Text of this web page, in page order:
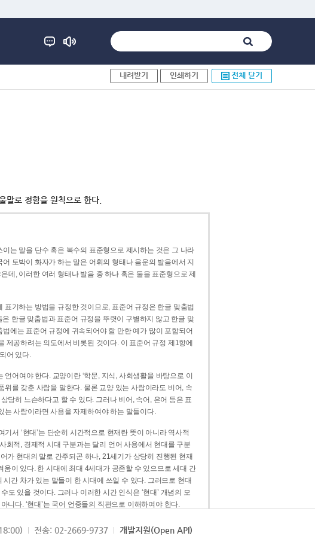
내려받기 인쇄하기 전체 닫기
말로 정함을 원칙으로 한다.
는 말을 단수 혹은 복수의 표준형으로 제시하는 것은 그 나라
토박이 화자가 하는 말은 어휘의 형태나 음운의 발음에서 지
데, 이러한 여러 형태나 발음 중 하나 혹은 둘을 표준형으로 제
기하는 방법을 규정한 것이므로, 표준어 규정은 한글 맞춤법
한글 맞춤법과 표준어 규정을 뚜렷이 구별하지 않고 한글 맞
에는 표준어 규정에 귀속되어야 할 만한 예가 많이 포함되어
제공하려는 의도에서 비롯된 것이다. 이 표준어 규정 제1항에
어 있다.
어여야 한다. 교양이란 ‘학문, 지식, 사회생활을 바탕으로 이
를 갖춘 사람을 말한다. 물론 교양 있는 사람이라도 비어, 속
당히 느슨하다고 할 수 있다. 그러나 비어, 속어, 은어 등은 표
는 사람이라면 사용을 자제하여야 하는 말들이다.
서 ‘현대’는 단순히 시간적으로 현재란 뜻이 아니라 역사적
회적, 경제적 시대 구분과는 달리 언어 사용에서 현대를 구분
가 현대의 말로 간주되곤 하나, 21세기가 상당히 진행된 현재
이 있다. 한 시대에 최대 4세대가 공존할 수 있으므로 세대 간
간 차가 있는 말들이 한 시대에 쓰일 수 있다. 그러므로 현대
도 있을 것이다. 그러나 이러한 시간 인식은 ‘현대’ 개념의 모
니다. ‘현대’는 국어 언중들의 직관으로 이해하여야 한다.
표준어의 공용어적 성격을 가장 크게 드러내 주는 기준이다.
전송: 02-2669-9737 개발지원(Open API)